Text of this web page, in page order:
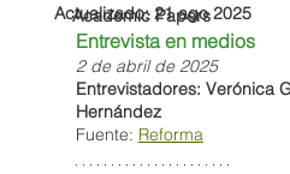
Academic Papers
Actualizado:21 ago 2025
Entrevista en medios
2 de abril de 2025
Entrevistadores: Verónica
Hernández
Fuente: Reforma